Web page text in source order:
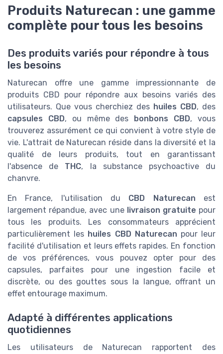
Produits Naturecan : une gamme
complète pour tous les besoins
Des produits variés pour répondre à tous
les besoins
Naturecan offre une gamme impressionnante de
produits CBD pour répondre aux besoins variés des
utilisateurs. Que vous cherchiez des huiles CBD, des
capsules CBD, ou même des bonbons CBD, vous
trouverez assurément ce qui convient à votre style de
vie. L'attrait de Naturecan réside dans la diversité et la
qualité de leurs produits, tout en garantissant
l'absence de THC, la substance psychoactive du
chanvre.
En France, l'utilisation du CBD Naturecan est
largement répandue, avec une livraison gratuite pour
tous les produits. Les consommateurs apprécient
particulièrement les huiles CBD Naturecan pour leur
facilité d'utilisation et leurs effets rapides. En fonction
de vos préférences, vous pouvez opter pour des
capsules, parfaites pour une ingestion facile et
discrète, ou des gouttes sous la langue, offrant un
effet entourage maximum.
Adapté à différentes applications
quotidiennes
Les utilisateurs de Naturecan rapportent des